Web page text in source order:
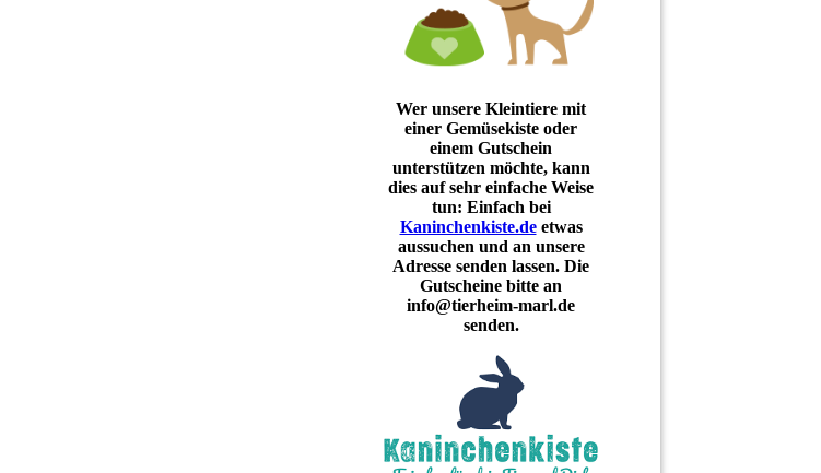
Wer unsere Kleintiere mit
einer Gemüsekiste oder
einem Gutschein
unterstützen möchte, kann
dies auf sehr einfache Weise
tun: Einfach bei
Kaninchenkiste.deetwas
aussuchen und an unsere
Adresse senden lassen. Die
Gutscheine bitte an
info@tierheim-marl.de
senden.